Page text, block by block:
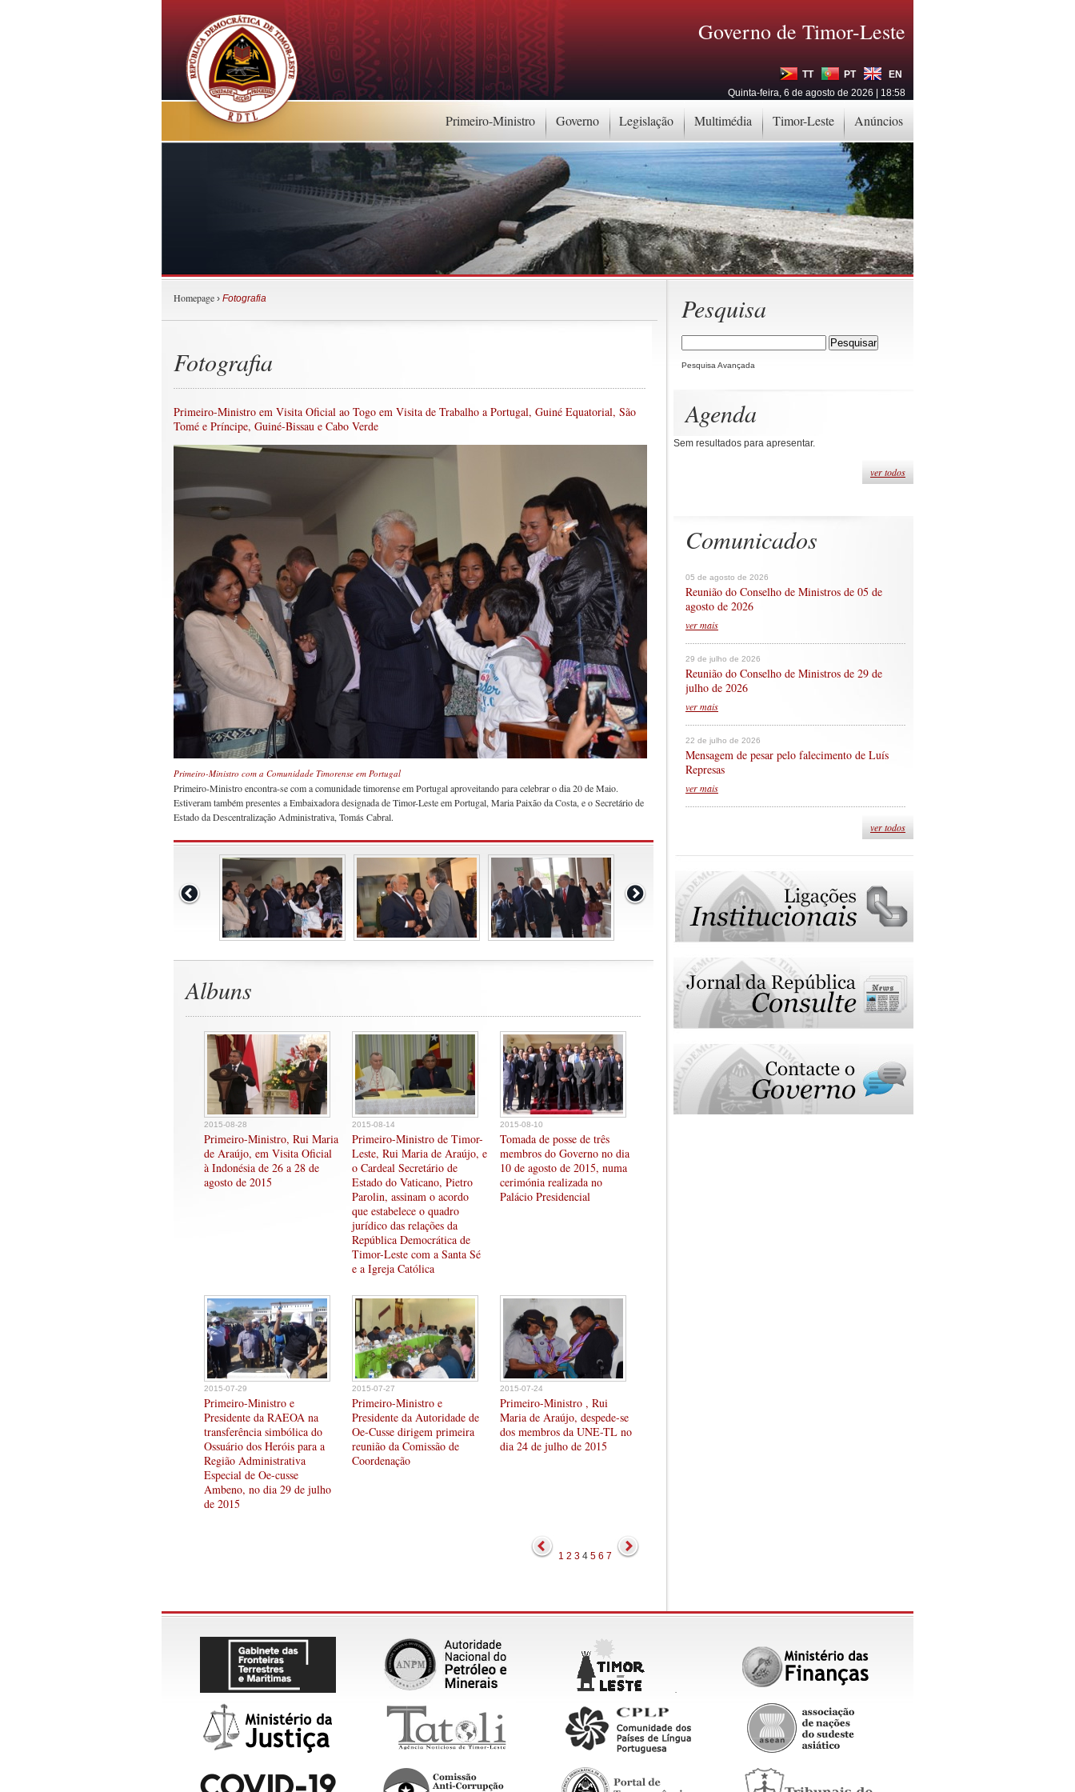
Primeiro-Ministro Governo Legislação Multimédia Timor-Leste Anúncios
Governo de Timor-Leste
TT PT
EN
Quinta-feira, 6 de agosto de 2026 | 18:58
Pesquisa
Pesquisa Avançada
Agenda
Sem resultados para apresentar.
ver todos
Comunicados
05 de agosto de 2026
Reunião do Conselho de Ministros de 05 de
agosto de 2026
ver mais
29 de julho de 2026
Reunião do Conselho de Ministros de 29 de
julho de 2026
ver mais
22 de julho de 2026
Mensagem de pesar pelo falecimento de Luís
Represas
ver mais
ver todos
Homepage › Fotografia
Fotografia
Primeiro-Ministro em Visita Oficial ao Togo em Visita de Trabalho a Portugal, Guiné Equatorial, São
Tomé e Príncipe, Guiné-Bissau e Cabo Verde
Primeiro-Ministro com a Comunidade Timorense em Portugal
Primeiro-Ministro encontra-se com a comunidade timorense em Portugal aproveitando para celebrar o dia 20 de Maio.
Estiveram também presentes a Embaixadora designada de Timor-Leste em Portugal, Maria Paixão da Costa, e o Secretário de
Estado da Descentralização Administrativa, Tomás Cabral.
Albuns
2015-08-28
Primeiro-Ministro, Rui Maria
de Araújo, em Visita Oficial
à Indonésia de 26 a 28 de
agosto de 2015
2015-08-14
Primeiro-Ministro de Timor-
Leste, Rui Maria de Araújo, e
o Cardeal Secretário de
Estado do Vaticano, Pietro
Parolin, assinam o acordo
que estabelece o quadro
jurídico das relações da
República Democrática de
Timor-Leste com a Santa Sé
e a Igreja Católica
2015-08-10
Tomada de posse de três
membros do Governo no dia
10 de agosto de 2015, numa
cerimónia realizada no
Palácio Presidencial
2015-07-29
Primeiro-Ministro e
Presidente da RAEOA na
transferência simbólica do
Ossuário dos Heróis para a
Região Administrativa
Especial de Oe-cusse
Ambeno, no dia 29 de julho
de 2015
2015-07-27
Primeiro-Ministro e
Presidente da Autoridade de
Oe-Cusse dirigem primeira
reunião da Comissão de
Coordenação
2015-07-24
Primeiro-Ministro , Rui
Maria de Araújo, despede-se
dos membros da UNE-TL no
dia 24 de julho de 2015
1 2 3 4 5 6 7